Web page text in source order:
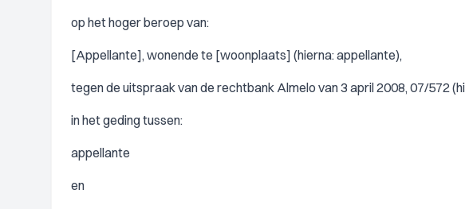
op het hoger beroep van:
[Appellante], wonende te [woonplaats] (hierna: appellante),
tegen de uitspraak van de rechtbank Almelo van 3 april 2008, 07/572
in het geding tussen:
appellante
en